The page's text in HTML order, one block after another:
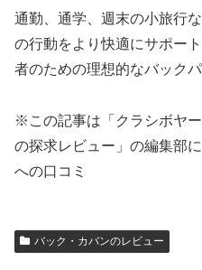
通勤、通学、週末の小旅行
の行動をより快適にサポー
者のための理想的なバック
※この記事は「クラシボヤ
の探求レビュー」の編集部
への口コミ
バック・カバンのレビュー